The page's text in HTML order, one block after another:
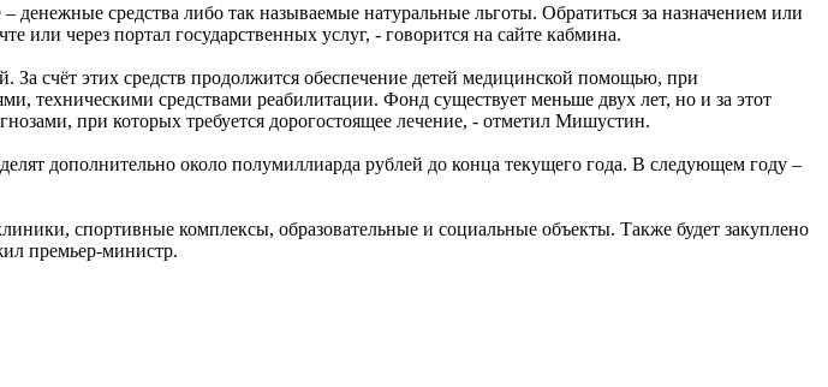
средства либо так называемые натуральные льготы. Обратиться за назначением или
через портал государственных услуг, - говорится на сайте кабмина.
счёт этих средств продолжится обеспечение детей медицинской помощью, при
средствами реабилитации. Фонд существует меньше двух лет, но и за этот
при которых требуется дорогостоящее лечение, - отметил Мишустин.
дополнительно около полумиллиарда рублей до конца текущего года. В следующем году –
спортивные комплексы, образовательные и социальные объекты. Также будет закуплено
премьер-министр.